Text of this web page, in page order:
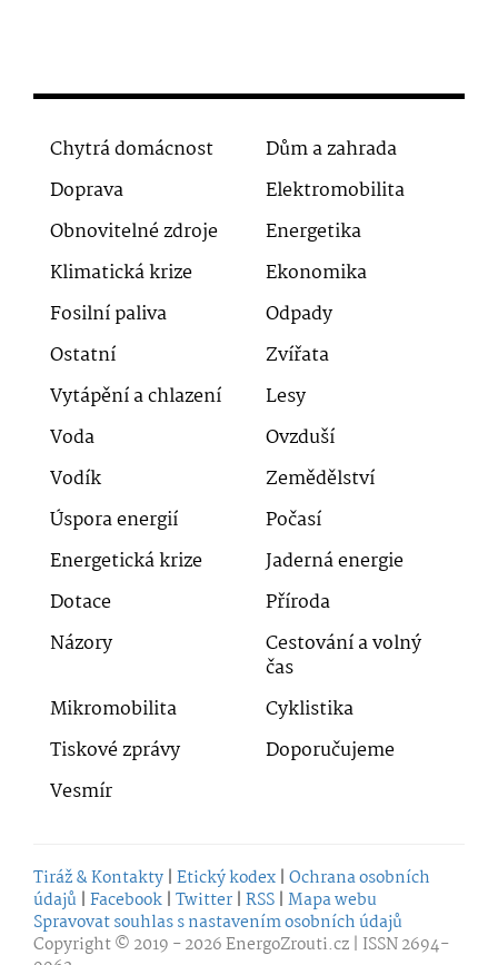
Chytrá domácnost
Dům a zahrada
Doprava
Elektromobilita
Obnovitelné zdroje
Energetika
Klimatická krize
Ekonomika
Fosilní paliva
Odpady
Ostatní
Zvířata
Vytápění a chlazení
Lesy
Voda
Ovzduší
Vodík
Zemědělství
Úspora energií
Počasí
Energetická krize
Jaderná energie
Dotace
Příroda
Názory
Cestování a volný
čas
Mikromobilita
Cyklistika
Tiskové zprávy
Doporučujeme
Vesmír
Tiráž & Kontakty | Etický kodex | Ochrana osobních
údajů | Facebook | Twitter | RSS | Mapa webu
Spravovat souhlas s nastavením osobních údajů
Copyright © 2019 - 2026EnergoZrouti.cz | ISSN 2694-